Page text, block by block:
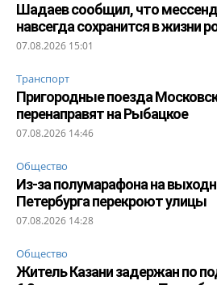
Шадаев сообщил, что
навсегда сохранится в жизни
07.08.2026 15:01
Транспорт
Пригородные поезда
перенаправят на Рыбацкое
07.08.2026 14:46
Общество
Из-за полумарафона на
Петербурга перекроют улицы
07.08.2026 14:28
Общество
Житель Казани задержан по